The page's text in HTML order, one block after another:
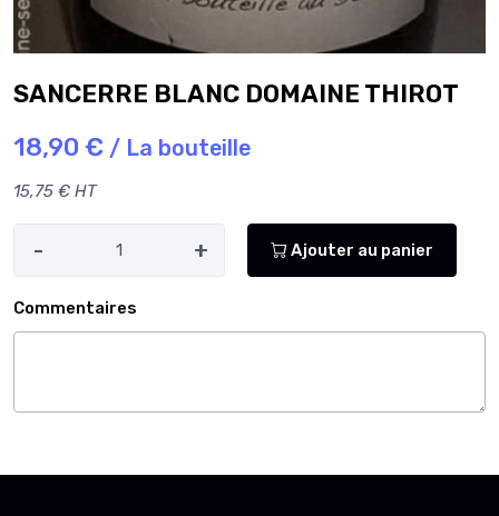
SANCERRE BLANC DOMAINE THIROT
18,90 € / La bouteille
15,75 € HT
- + Ajouter au panier
Commentaires